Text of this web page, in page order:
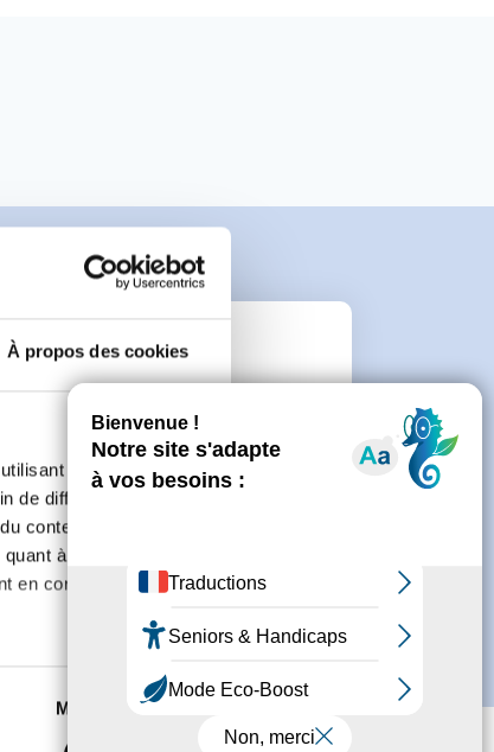
À propos des cookies
des
de diffuser des
contenu, ainsi que de
à l'utilisation de
en consultant la
mètres près
Marketing
ou de créer un compte.